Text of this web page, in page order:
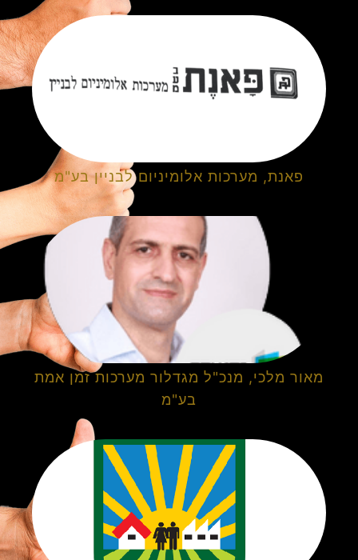
פאנת, מערכות אלומיניום לבניין בע"מ
מאור מלכי, מנכ"ל מגדלור מערכות זמן אמת
בע"מ